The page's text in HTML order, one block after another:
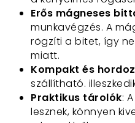
Erős mágneses
munkavégzés. A
rögzíti a bitet, így
miatt.
Kompakt és
szállítható.
Praktikus tárolók:
lesznek, könnyen